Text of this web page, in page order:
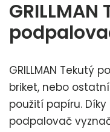
GRILLMAN Tekutý
briket, nebo
použití papíru.
podpalovač